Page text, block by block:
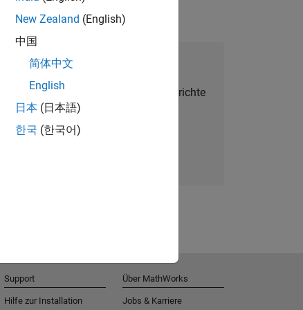
Network beitreten
personalisierte Stellenangebote, Berichte
und Unternehmensneuigkeiten.
New Zealand (English)
中国
简体中文
English
日本 (日本語)
한국 (한국어)
Support
Hilfe zur Installation
Über MathWorks
Jobs & Karriere